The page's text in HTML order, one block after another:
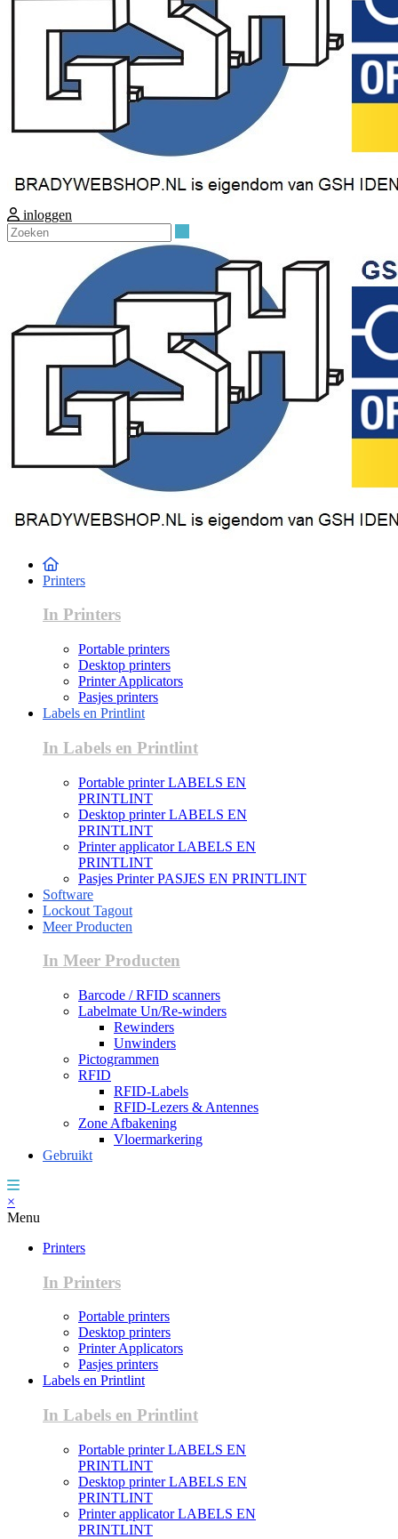
inloggen
Printers
In Printers
Portable printers
Desktop printers
Printer Applicators
Pasjes printers
Labels en Printlint
In Labels en Printlint
Portable printer LABELS EN
PRINTLINT
Desktop printer LABELS EN
PRINTLINT
Printer applicator LABELS EN
PRINTLINT
Pasjes Printer PASJES EN PRINTLINT
Software
Lockout Tagout
Meer Producten
In Meer Producten
Barcode / RFID scanners
Labelmate Un/Re-winders
Rewinders
Unwinders
Pictogrammen
RFID
RFID-Labels
RFID-Lezers & Antennes
Zone Afbakening
Vloermarkering
Gebruikt
×
Menu
Printers
In Printers
Portable printers
Desktop printers
Printer Applicators
Pasjes printers
Labels en Printlint
In Labels en Printlint
Portable printer LABELS EN
PRINTLINT
Desktop printer LABELS EN
PRINTLINT
Printer applicator LABELS EN
PRINTLINT